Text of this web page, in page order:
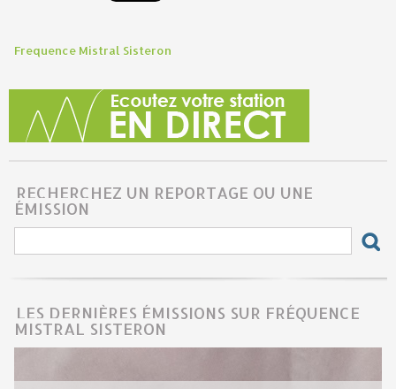
Frequence Mistral Sisteron
RECHERCHEZ UN REPORTAGE OU UNE
ÉMISSION
LES DERNIÈRES ÉMISSIONS SUR FRÉQUENCE
MISTRAL SISTERON